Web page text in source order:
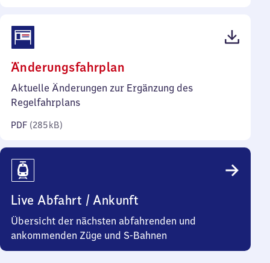
Änderungsfahrplan
285
Aktuelle Änderungen zur Ergänzung des
Regelfahrplans
PDF (285 kB)
Live Abfahrt / Ankunft
Übersicht der nächsten abfahrenden und
ankommenden Züge und S-Bahnen